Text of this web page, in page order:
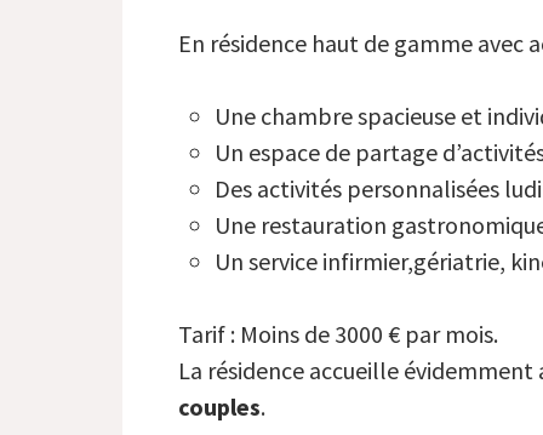
En résidence haut de gamme avec
Une chambre spacieuse et
Un espace de partage
Des activités personnalisées
Une restauration
Un service infirmier,gériatrie,
Tarif : Moins de 3000 € par mois.
La résidence accueille
couples.